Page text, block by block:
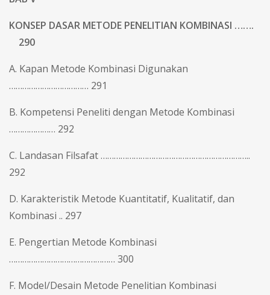
KONSEP DASAR METODE PENELITIAN KOMBINASI …….
290
A. Kapan Metode Kombinasi Digunakan
……………………………… 291
B. Kompetensi Peneliti dengan Metode Kombinasi
………………… 292
C. Landasan Filsafat …………………………………………………………..
292
D. Karakteristik Metode Kuantitatif, Kualitatif, dan
Kombinasi .. 297
E. Pengertian Metode Kombinasi
………………………………………… 300
F. Model/Desain Metode Penelitian Kombinasi